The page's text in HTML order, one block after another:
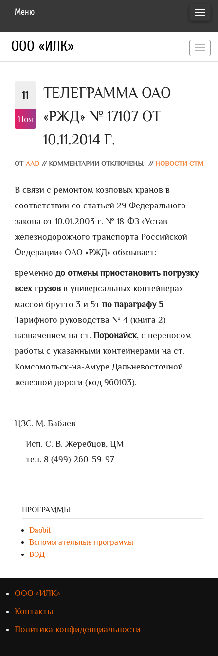
Меню
ООО «ИЛК»
11
Ноя
ТЕЛЕГРАММА ОАО
«РЖД» № 17107 ОТ
10.11.2014 Г.
ОТ AAD // КОММЕНТАРИИ ОТКЛЮЧЕНЫ // НОВОСТИ СТМ
В связи с ремонтом козловых кранов в
соответствии со статьей 29 Федерального
закона от 10.01.2003 г. № 18-ФЗ «Устав
железнодорожного транспорта Российской
Федерации» ОАО «РЖД» обязывает:
временно до отмены приостановить погрузку
всех грузов в универсальных контейнерах
массой брутто 3 и 5т по параграфу 5
Тарифного руководства № 4 (книга 2)
назначением на ст. Поронайск, с переносом
работы с указанными контейнерами на ст.
Комсомольск-на-Амуре Дальневосточной
железной дороги (код 960103).
ЦЗС. М. Бабаев
Исп. С. В. Жеребцов, ЦМ
тел. 8 (499) 260-59-97
ПРОГРАММЫ
Daobit
Вспомогательные программы
ВЭД
ООО «ИЛК»
Контакты
Политика конфиденциальности